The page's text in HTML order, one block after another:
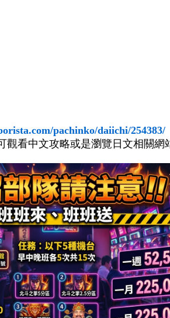
pachinko/daiichi/254383/
觀看中文攻略或是瀏覽日文相關網